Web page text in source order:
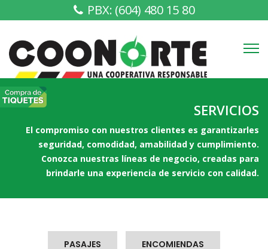
PBX: (604) 480 15 80
SERVICIOS
El compromiso con nuestros clientes es garantizarles
seguridad, comodidad, amabilidad y cumplimiento.
Conozca nuestras líneas de negocio, creadas para
brindarle una experiencia de servicio con calidad.
PASAJES ENCOMIENDAS